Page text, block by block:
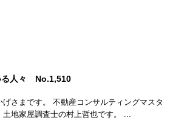
る人々 No.1,510
げさまです。 不動産コンサルティングマスタ
土地家屋調査士の村上哲也です。 ...